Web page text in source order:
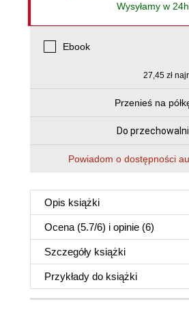
Wysyłamy w 24h
Ebook
27,45 zł
Przenieś na
Do przechowalni
Powiadom o dostępności
Opis książki
Ocena (5.7/6) i opinie (6)
Szczegóły książki
Przykłady do książki